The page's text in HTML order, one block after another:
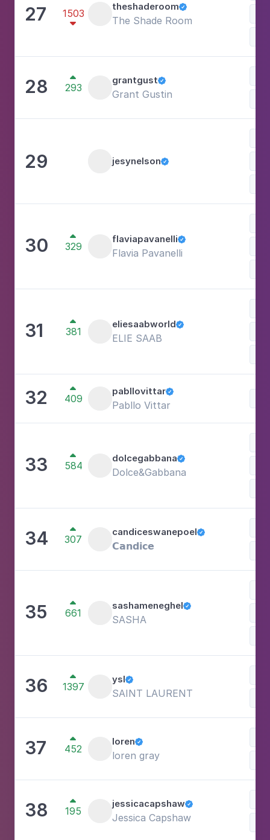
27 1503

theshaderoom
The Shade Room
28 
293
grantgust
Grant Gustin
29 jesynelson
30 
329
flaviapavanelli
Flavia Pavanelli
31 
381
eliesaabworld
ELIE SAAB
32 
409
pabllovittar
Pabllo Vittar
33 
584
dolcegabbana
Dolce&Gabbana
34 
307
candiceswanepoel
𝗖𝗮𝗻𝗱𝗶𝗰𝗲
35 
661
sashameneghel
SASHA
36 
1397
ysl
SAINT LAURENT
37 
452
loren
loren gray
38 
195
jessicacapshaw
Jessica Capshaw